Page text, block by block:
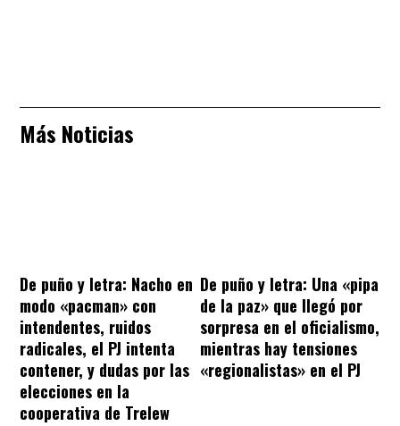
Más Noticias
De puño y letra: Nacho en
modo «pacman» con
intendentes, ruidos
radicales, el PJ intenta
contener, y dudas por las
elecciones en la
cooperativa de Trelew
De puño y letra: Una «pipa
de la paz» que llegó por
sorpresa en el oficialismo,
mientras hay tensiones
«regionalistas» en el PJ